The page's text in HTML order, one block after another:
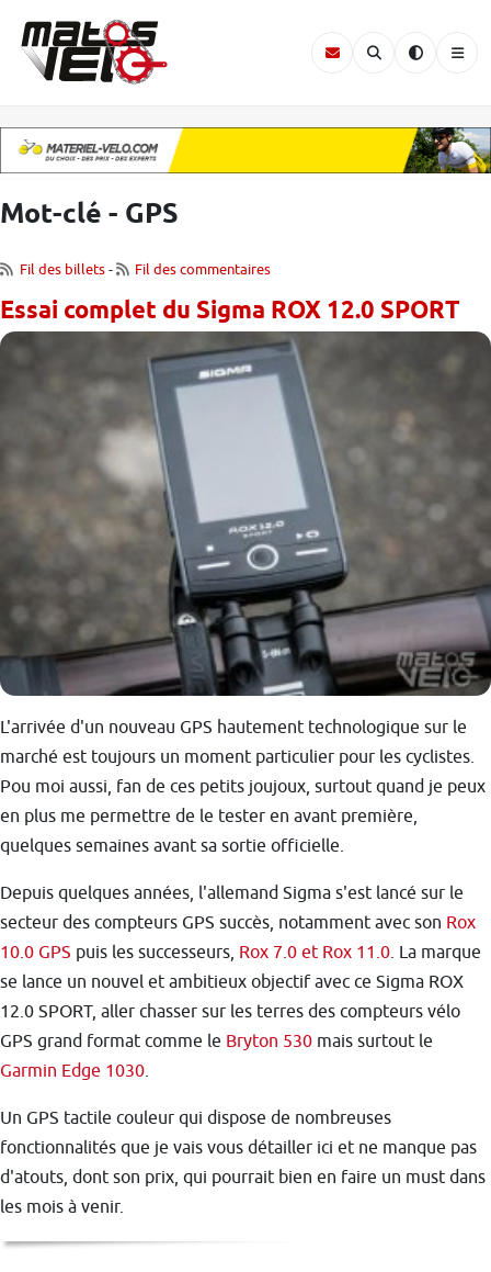
Mot-clé - GPS
Fil des billets- Fil des commentaires
Essai complet du Sigma ROX 12.0 SPORT
L'arrivée d'un nouveau GPS hautement technologique sur le
marché est toujours un moment particulier pour les cyclistes.
Pou moi aussi, fan de ces petits joujoux, surtout quand je peux
en plus me permettre de le tester en avant première,
quelques semaines avant sa sortie officielle.
Depuis quelques années, l'allemand Sigma s'est lancé sur le
secteur des compteurs GPS succès, notamment avec son Rox
10.0 GPS puis les successeurs, Rox 7.0 et Rox 11.0. La marque
se lance un nouvel et ambitieux objectif avec ce Sigma ROX
12.0 SPORT, aller chasser sur les terres des compteurs vélo
GPS grand format comme le Bryton 530 mais surtout le
Garmin Edge 1030.
Un GPS tactile couleur qui dispose de nombreuses
fonctionnalités que je vais vous détailler ici et ne manque pas
d'atouts, dont son prix, qui pourrait bien en faire un must dans
les mois à venir.